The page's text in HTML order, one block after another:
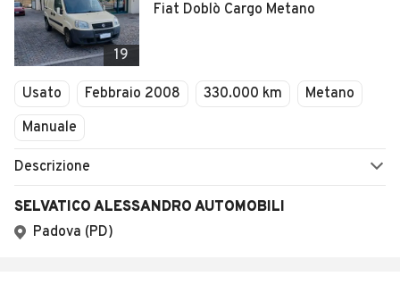
19
Fiat Doblò Cargo Metano
Usato Febbraio 2008 330.000 km
Metano
Manuale
Descrizione
SELVATICO ALESSANDRO AUTOMOBILI
Padova (PD)